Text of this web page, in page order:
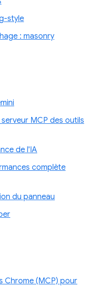
style
: masonry
MCP des outils
de l'IA
complète
du panneau
Chrome (MCP) pour